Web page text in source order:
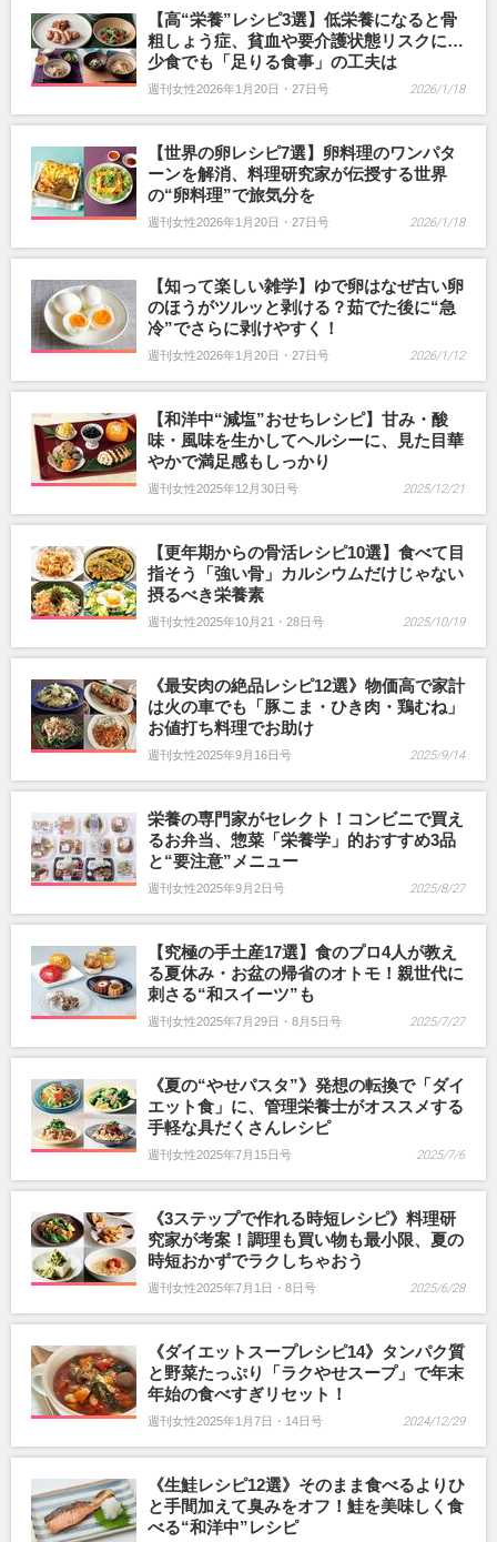
【高“栄養”レシピ3選】低栄養になると骨
粗しょう症、貧血や要介護状態リスクに…
少食でも「足りる食事」の工夫は
週刊女性2026年1月20日・27日号 2026/1/18
【世界の卵レシピ7選】卵料理のワンパタ
ーンを解消、料理研究家が伝授する世界
の“卵料理”で旅気分を
週刊女性2026年1月20日・27日号 2026/1/18
【知って楽しい雑学】ゆで卵はなぜ古い卵
のほうがツルッと剥ける？茹でた後に“急
冷”でさらに剥けやすく！
週刊女性2026年1月20日・27日号 2026/1/12
【和洋中“減塩”おせちレシピ】甘み・酸
味・風味を生かしてヘルシーに、見た目華
やかで満足感もしっかり
週刊女性2025年12月30日号 2025/12/21
【更年期からの骨活レシピ10選】食べて目
指そう「強い骨」カルシウムだけじゃない
摂るべき栄養素
週刊女性2025年10月21・28日号 2025/10/19
《最安肉の絶品レシピ12選》物価高で家計
は火の車でも「豚こま・ひき肉・鶏むね」
お値打ち料理でお助け
週刊女性2025年9月16日号 2025/9/14
栄養の専門家がセレクト！コンビニで買え
るお弁当、惣菜「栄養学」的おすすめ3品
と“要注意”メニュー
週刊女性2025年9月2日号 2025/8/27
【究極の手土産17選】食のプロ4人が教え
る夏休み・お盆の帰省のオトモ！親世代に
刺さる“和スイーツ”も
週刊女性2025年7月29日・8月5日号 2025/7/27
《夏の“やせパスタ”》発想の転換で「ダイ
エット食」に、管理栄養士がオススメする
手軽な具だくさんレシピ
週刊女性2025年7月15日号 2025/7/6
《3ステップで作れる時短レシピ》料理研
究家が考案！調理も買い物も最小限、夏の
時短おかずでラクしちゃおう
週刊女性2025年7月1日・8日号 2025/6/28
《ダイエットスープレシピ14》タンパク質
と野菜たっぷり「ラクやせスープ」で年末
年始の食べすぎリセット！
週刊女性2025年1月7日・14日号 2024/12/29
《生鮭レシピ12選》そのまま食べるよりひ
と手間加えて臭みをオフ！鮭を美味しく食
べる“和洋中”レシピ